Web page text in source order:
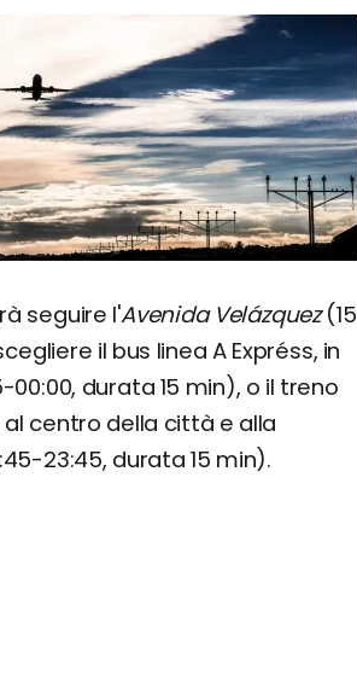
seguire l'Avenida Velázquez(15
il bus linea A Expréss, in
durata 15 min), o il treno
al centro della città e alla
23:45, durata 15 min).